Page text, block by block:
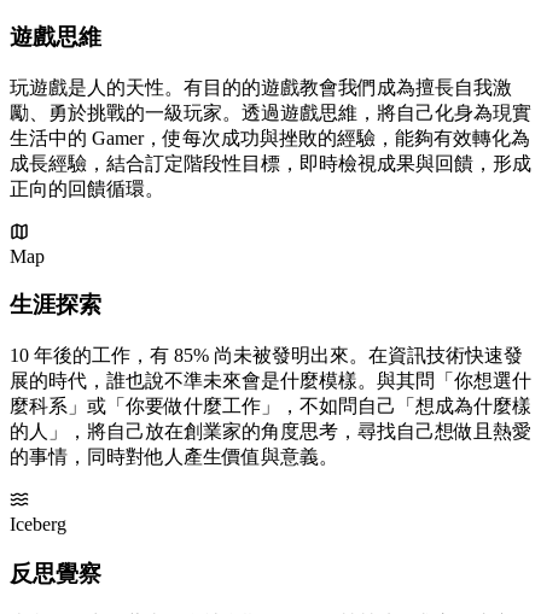
遊戲思維
玩遊戲是人的天性。有目的的遊戲教會我們成為擅長自我激
勵、勇於挑戰的一級玩家。透過遊戲思維，將自己化身為現實
生活中的 Gamer，使每次成功與挫敗的經驗，能夠有效轉化為
成長經驗，結合訂定階段性目標，即時檢視成果與回饋，形成
正向的回饋循環。
Map
生涯探索
10 年後的工作，有 85% 尚未被發明出來。在資訊技術快速發
展的時代，誰也說不準未來會是什麼模樣。與其問「你想選什
麼科系」或「你要做什麼工作」，不如問自己「想成為什麼樣
的人」，將自己放在創業家的角度思考，尋找自己想做且熱愛
的事情，同時對他人產生價值與意義。
Iceberg
反思覺察